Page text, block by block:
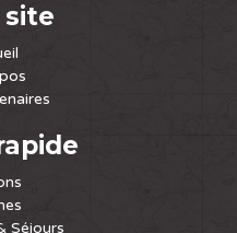
site
Séjours